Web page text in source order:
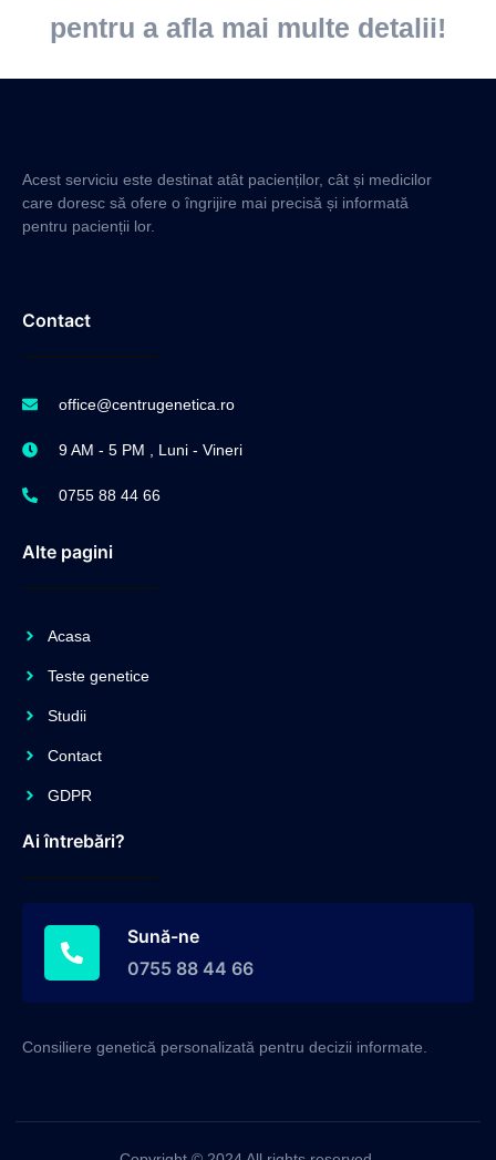
pentru a afla mai multe detalii!
Acest serviciu este destinat atât pacienților, cât și medicilor
care doresc să ofere o îngrijire mai precisă și informată
pentru pacienții lor.
Contact
office@centrugenetica.ro
9 AM - 5 PM , Luni - Vineri
0755 88 44 66
Alte pagini
Acasa
Teste genetice
Studii
Contact
GDPR
Ai întrebări?
Sună-ne
0755 88 44 66
Consiliere genetică personalizată pentru decizii informate.